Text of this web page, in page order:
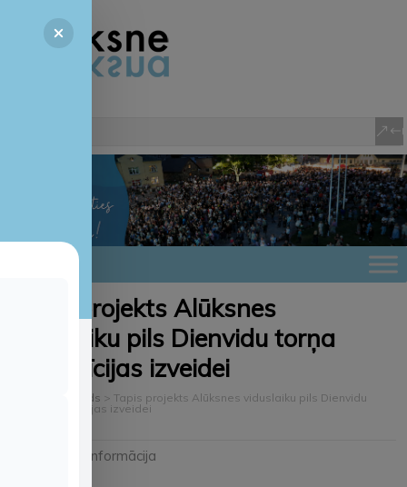
Tapis projekts Alūksnes
viduslaiku pils Dienvidu torņa
ekspozīcijas izveidei
Alūksnes novads > Tapis projekts Alūksnes viduslaiku pils Dienvidu
torņa ekspozīcijas izveidei
Noderīga informācija